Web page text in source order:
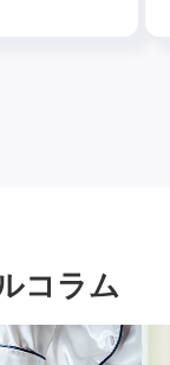
コラム